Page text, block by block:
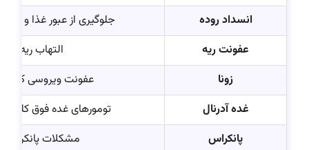
انسداد روده
جلوگیری از عبور غذا و
عفونت ریه
التهاب ریه
زونا
عفونت ویروسی که
غده آدرنال
تومورهای غده فوق
پانکراس
مشکلات